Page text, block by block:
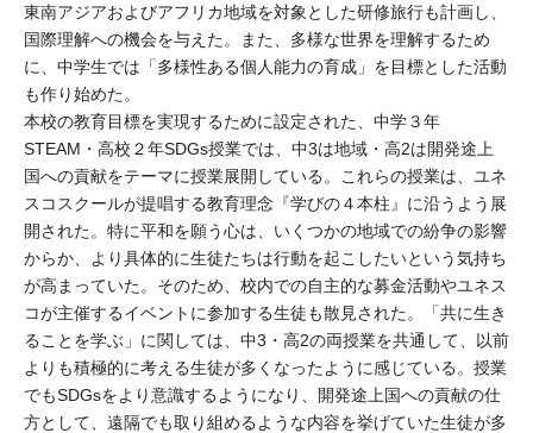
東南アジアおよびアフリカ地域を対象とした研修旅行も計画し、
国際理解への機会を与えた。また、多様な世界を理解するため
に、中学生では「多様性ある個人能力の育成」を目標とした活動
も作り始めた。
本校の教育目標を実現するために設定された、中学３年
STEAM・高校２年SDGs授業では、中3は地域・高2は開発途上
国への貢献をテーマに授業展開している。これらの授業は、ユネ
スコスクールが提唱する教育理念『学びの４本柱』に沿うよう展
開された。特に平和を願う心は、いくつかの地域での紛争の影響
からか、より具体的に生徒たちは行動を起こしたいという気持ち
が高まっていた。そのため、校内での自主的な募金活動やユネス
コが主催するイベントに参加する生徒も散見された。「共に生き
ることを学ぶ」に関しては、中3・高2の両授業を共通して、以前
よりも積極的に考える生徒が多くなったように感じている。授業
でもSDGsをより意識するようになり、開発途上国への貢献の仕
方として、遠隔でも取り組めるような内容を挙げていた生徒が多